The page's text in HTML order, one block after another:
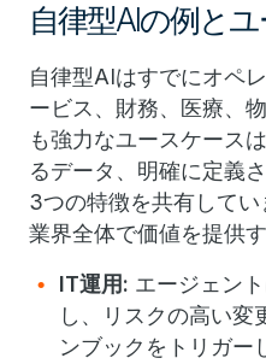
自律型AIの例と
自律型AIはすでにオペ
ービス、財務、医療、
も強力なユースケース
るデータ、明確に定義
3つの特徴を共有して
業界全体で価値を提供す
IT運用: エージェン
し、リスクの高い変
ンブックをトリガー